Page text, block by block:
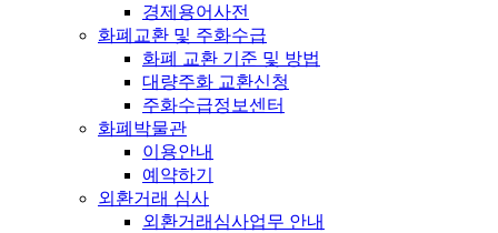
경제용어사전
화폐교환 및 주화수급
화폐 교환 기준 및 방법
대량주화 교환신청
주화수급정보센터
화폐박물관
이용안내
예약하기
외환거래 심사
외환거래심사업무 안내